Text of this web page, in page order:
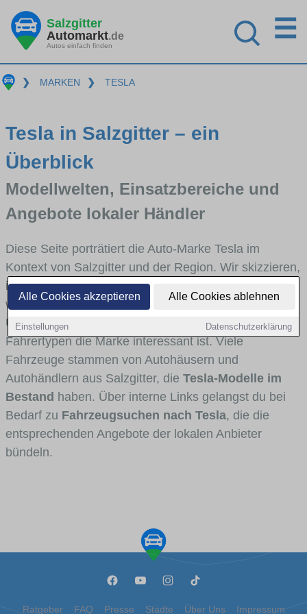
Alle Cookies akzeptieren Alle Cookies ablehnen
Einstellungen Datenschutzerklärung
Salzgitter
Automarkt.de
Autos einfach finden
☰
❯ MARKEN ❯ TESLA
Tesla in Salzgitter – ein
Überblick
Modellwelten, Einsatzbereiche und
Angebote lokaler Händler
Diese Seite porträtiert die Auto-Marke Tesla im
Kontext von Salzgitter und der Region. Wir skizzieren,
in welchen Fahrzeugklassen Tesla stark vertreten ist,
welche Modellreihen häufig im Stadt- und
Umlandverkehr zu sehen sind und für welche
Fahrertypen die Marke interessant ist. Viele
Fahrzeuge stammen von Autohäusern und
Autohändlern aus Salzgitter, die Tesla-Modelle im
Bestand haben. Über interne Links gelangst du bei
Bedarf zu Fahrzeugsuchen nach Tesla, die die
entsprechenden Angebote der lokalen Anbieter
bündeln.
Ratgeber FAQ Presse Städte Über Uns Impressum